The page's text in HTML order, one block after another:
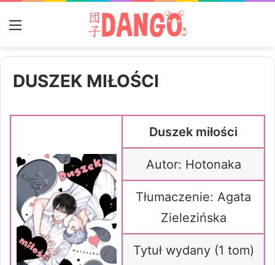
DUSZEK MIŁOŚCI
Duszek miłości
Autor: Hotonaka
Tłumaczenie: Agata
Zielezińska
Tytuł wydany (1 tom)